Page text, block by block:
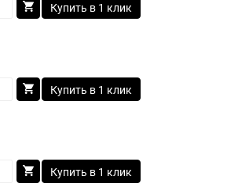
Купить в 1 клик
Купить в 1 клик
Купить в 1 клик